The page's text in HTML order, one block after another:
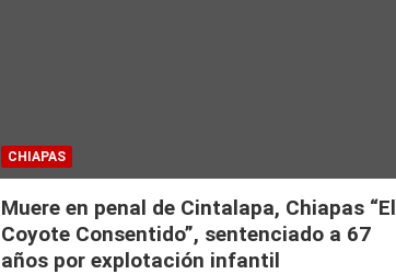
CHIAPAS
Muere en penal de Cintalapa, Chiapas “El
Coyote Consentido”, sentenciado a 67
años por explotación infantil